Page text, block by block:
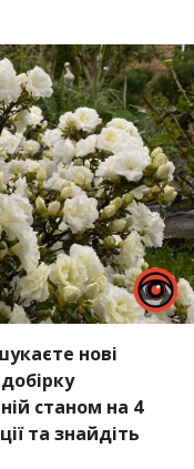
нові
станом на 4
та знайдіть